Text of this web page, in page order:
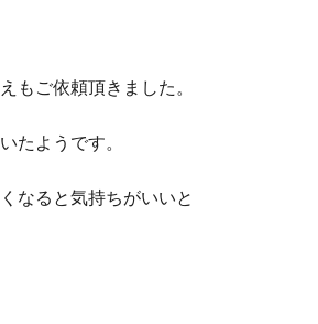
もご依頼頂きました。
たようです。
なると気持ちがいいと